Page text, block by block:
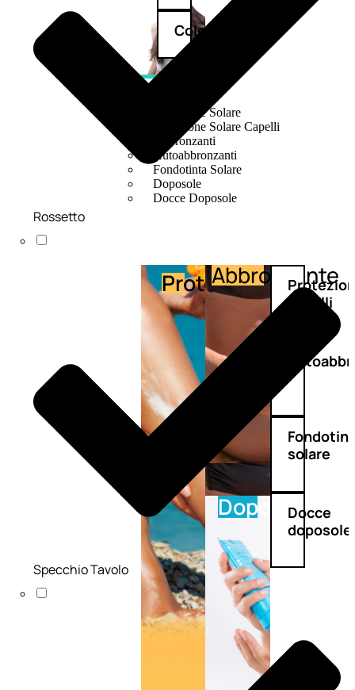
Colorazione
Protezione Solare
Protezione Solare Capelli
Abbronzanti
Autoabbronzanti
Fondotinta Solare
Doposole
Docce Doposole
Protezione
Abbronzante
Doposole
capelli
solare
Docce
doposole
Rossetto
Specchio Tavolo